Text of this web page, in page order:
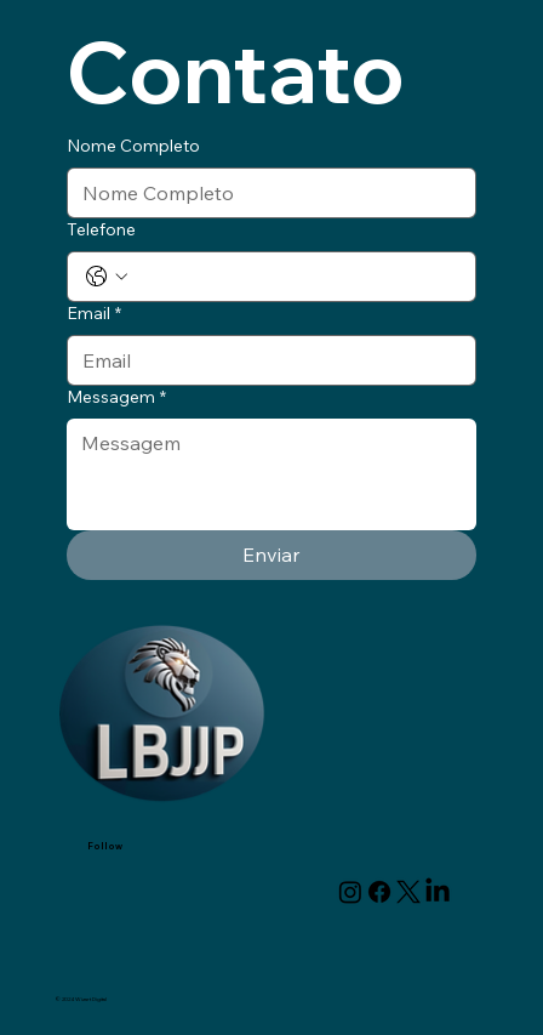
Follow
Contato
Nome Completo
Telefone
Email *
Messagem *
Enviar
© 2024 Wizart Digital